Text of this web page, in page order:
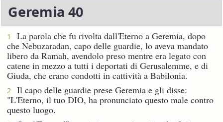
Geremia 40
1
La parola che fu rivolta dall'Eterno a Geremia, dopo
che Nebuzaradan, capo delle guardie, lo aveva mandato
libero da Ramah, avendolo preso mentre era legato con
catene in mezzo a tutti i deportati di Gerusalemme, e di
Giuda, che erano condotti in cattività a Babilonia.
2
Il capo delle guardie prese Geremia e gli disse:
"L'Eterno, il tuo DIO, ha pronunciato questo male contro
questo luogo.